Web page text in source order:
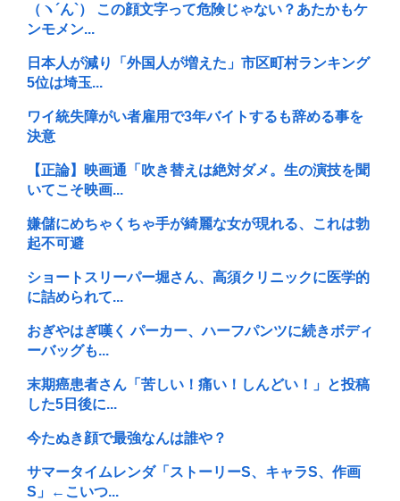
（ヽ´ん`） この顔文字って危険じゃない？あたかもケ
ンモメン...
日本人が減り「外国人が増えた」市区町村ランキング
5位は埼玉...
ワイ統失障がい者雇用で3年バイトするも辞める事を
決意
【正論】映画通「吹き替えは絶対ダメ。生の演技を聞
いてこそ映画...
嫌儲にめちゃくちゃ手が綺麗な女が現れる、これは勃
起不可避
ショートスリーパー堀さん、高須クリニックに医学的
に詰められて...
おぎやはぎ嘆く パーカー、ハーフパンツに続きボディ
ーバッグも...
末期癌患者さん「苦しい！痛い！しんどい！」と投稿
した5日後に...
今たぬき顔で最強なんは誰や？
サマータイムレンダ「ストーリーS、キャラS、作画
S」←こいつ...